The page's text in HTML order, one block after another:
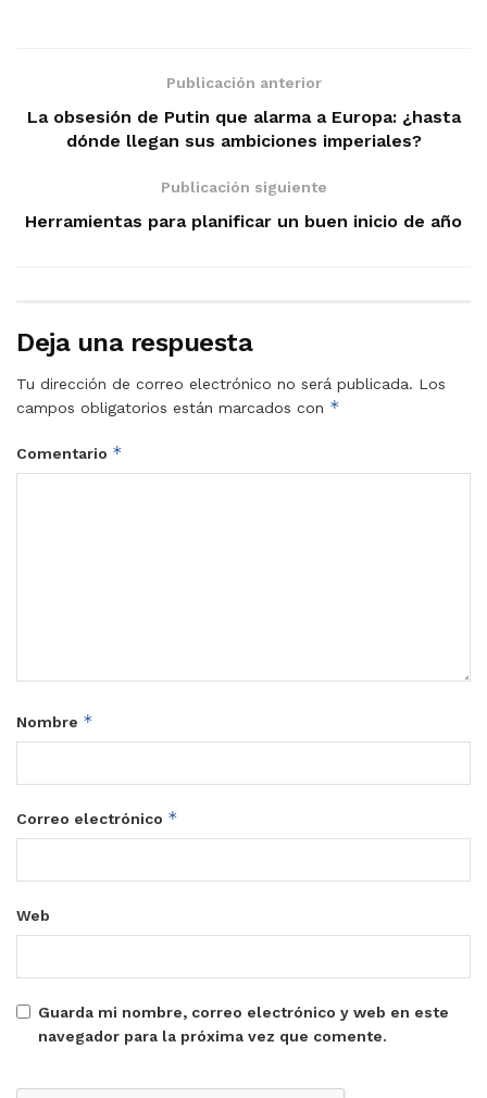
Publicación anterior
La obsesión de Putin que alarma a Europa: ¿hasta
dónde llegan sus ambiciones imperiales?
Publicación siguiente
Herramientas para planificar un buen inicio de año
Deja una respuesta
Tu dirección de correo electrónico no será publicada. Los
campos obligatorios están marcados con *
Comentario *
Nombre *
Correo electrónico *
Web
Guarda mi nombre, correo electrónico y web en este
navegador para la próxima vez que comente.